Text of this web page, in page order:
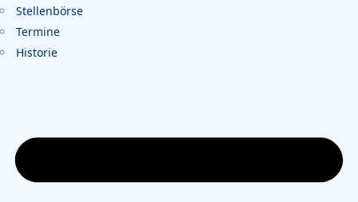
Stellenbörse
Termine
Historie